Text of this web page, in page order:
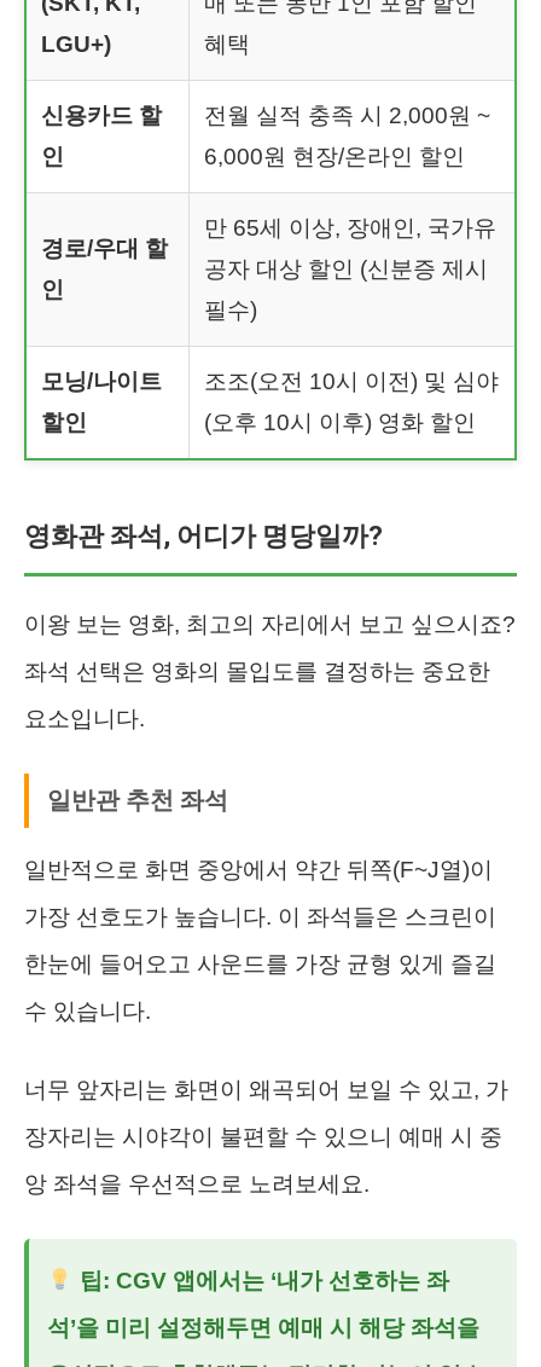
LGU+)
혜택
신용카드 할
인
전월 실적 충족 시 2,000원 ~
6,000원 현장/온라인 할인
경로/우대 할
인
만 65세 이상, 장애인, 국가유
공자 대상 할인 (신분증 제시
필수)
모닝/나이트
할인
조조(오전 10시 이전) 및 심야
(오후 10시 이후) 영화 할인
영화관 좌석, 어디가 명당일까?
이왕 보는 영화, 최고의 자리에서 보고 싶으시죠?
좌석 선택은 영화의 몰입도를 결정하는 중요한
요소입니다.
일반관 추천 좌석
일반적으로 화면 중앙에서 약간 뒤쪽(F~J열)이
가장 선호도가 높습니다. 이 좌석들은 스크린이
한눈에 들어오고 사운드를 가장 균형 있게 즐길
수 있습니다.
너무 앞자리는 화면이 왜곡되어 보일 수 있고, 가
장자리는 시야각이 불편할 수 있으니 예매 시 중
앙 좌석을 우선적으로 노려보세요.
팁: CGV 앱에서는 ‘내가 선호하는 좌
석’을 미리 설정해두면 예매 시 해당 좌석을